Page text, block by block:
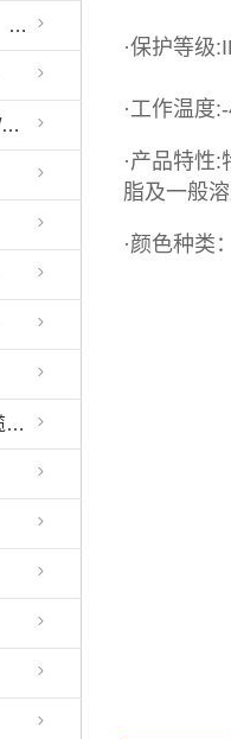
PA金属软管(蛇管）接头
螺纹式防水透气阀/螺纹型呼吸器
耐扭式90°弯角电缆固定头（分体）
·保护等级
·工作温
·产品特性
脂及一般
·颜色种类